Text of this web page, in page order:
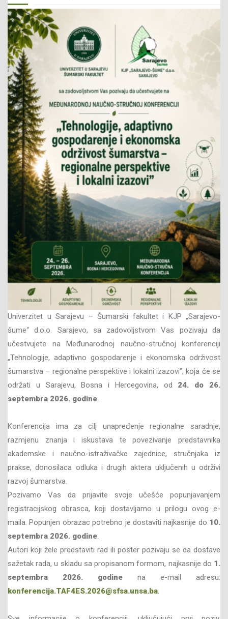
Univerzitet u Sarajevu – Šumarski fakultet i KJP „Sarajevo-
šume“ d.o.o. Sarajevo, sa zadovoljstvom Vas pozivaju da
učestvujete na Međunarodnoj naučno-stručnoj konferenciji
„Tehnologije, adaptivno gospodarenje i ekonomska održivost
šumarstva – regionalne perspektive i lokalni izazovi”, koja će se
održati u Sarajevu, Bosna i Hercegovina, od 24. do 26.
septembra 2026. godine.
Konferencija ima za cilj unapređenje regionalne saradnje,
razmjenu znanja i iskustava te povezivanje predstavnika
akademske i naučno-istraživačke zajednice, stručnjaka iz
prakse, donosilaca odluka i drugih aktera uključenih u održivi
razvoj šumarstva.
Pozivamo Vas da prijavite svoje učešće popunjavanjem
registracijskog obrasca, koji dostavljamo u prilogu ovog e-
maila. Popunjen obrazac potrebno je dostaviti najkasnije do 10.
septembra 2026. godine.
Autori koji žele predstaviti rad ili poster pozivaju se da dostave
sažetak rada, u skladu sa propisanom formom, najkasnije do 1.
septembra 2026. godine na e-mail adresu:
konferencija.TAF4ES.2026@sfsa.unsa.ba.